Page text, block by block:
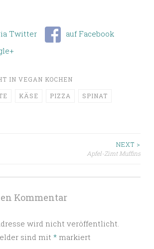
Twitter
auf Facebook
IN VEGAN KOCHEN
KÄSE PIZZA SPINAT
NEXT >
Apfel-Zimt Muffins
Kommentar
wird nicht veröffentlicht.
sind mit * markiert